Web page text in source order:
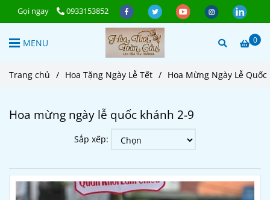
Gọi ngay 0933153852
0
MENU
Trang chủ / Hoa Tặng Ngày Lễ Tết / Hoa Mừng Ngày Lễ
Hoa mừng ngày lễ quốc khánh 2-9
Sắp xếp: